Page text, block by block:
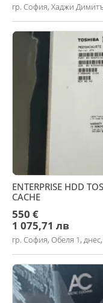
гр. София, Хаджи
ENTERPRISE HDD
CACHE
550 €
1 075,71 лв
гр. София, Обеля 1,